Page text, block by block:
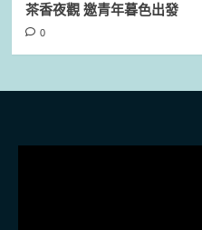
茶香夜觀 邀青年暮色出發
0